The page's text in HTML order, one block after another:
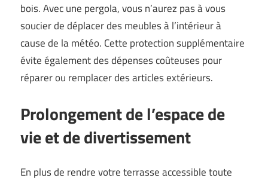
bois. Avec une pergola, vous n’aurez pas à vous
soucier de déplacer des meubles à l’intérieur à
cause de la météo. Cette protection supplémentaire
évite également des dépenses coûteuses pour
réparer ou remplacer des articles extérieurs.
Prolongement de l’espace de
vie et de divertissement
En plus de rendre votre terrasse accessible toute